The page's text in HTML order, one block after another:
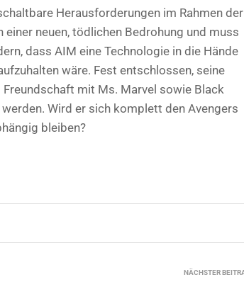
Herausforderungen im Rahmen der
neuen, tödlichen Bedrohung und muss
dass AIM eine Technologie in die Hände
wäre. Fest entschlossen, seine
mit Ms. Marvel sowie Black
Wird er sich komplett den Avengers
bleiben?
NÄCHSTER